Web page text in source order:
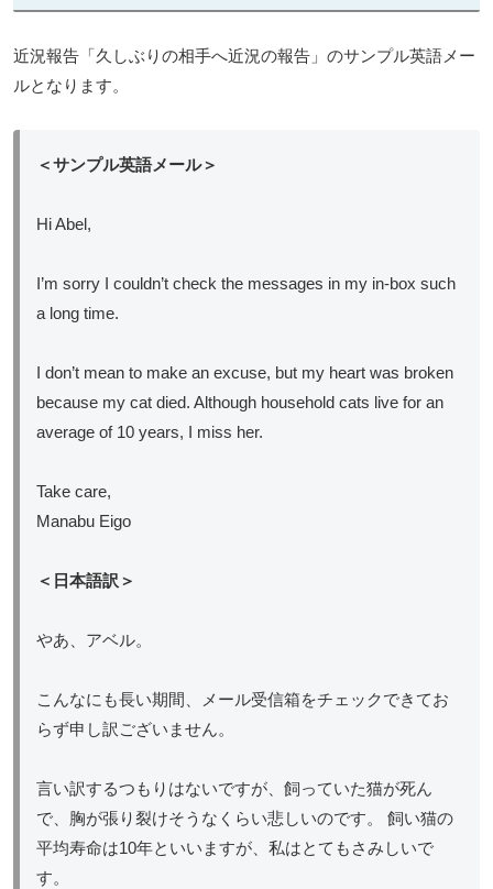
近況報告「久しぶりの相手へ近況の報告」のサンプル英語メー
ルとなります。
＜サンプル英語メール＞
Hi Abel,
I’m sorry I couldn’t check the messages in my in-box such
a long time.
I don’t mean to make an excuse, but my heart was broken
because my cat died. Although household cats live for an
average of 10 years, I miss her.
Take care,
Manabu Eigo
＜日本語訳＞
やあ、アベル。
こんなにも長い期間、メール受信箱をチェックできてお
らず申し訳ございません。
言い訳するつもりはないですが、飼っていた猫が死ん
で、胸が張り裂けそうなくらい悲しいのです。 飼い猫の
平均寿命は10年といいますが、私はとてもさみしいで
す。